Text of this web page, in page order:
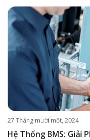
27 Tháng mười một, 2024
Hệ Thống BMS: Giải